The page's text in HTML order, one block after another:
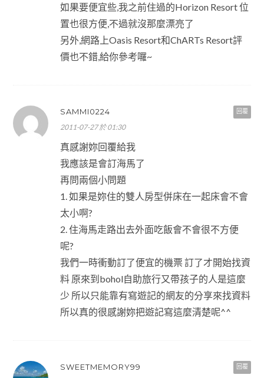
如果要便宜些,我之前住過的Horizon Resort 位
置也很方便,不過就沒那麼漂亮了
另外,網路上Oasis Resort和ChARTs Resort評
價也不錯,給你參考囉~
回覆
SAMMI0224
2011-07-27 於 01:30
真感謝妳回覆給我
我應該是會訂海馬了
再問兩個小問題
1. 如果是妳住的雙人房型併床在一起床會不會
太小啊?
2. 住海馬走路出去外面吃飯會不會很不方便
呢?
我們一時衝動訂了便宜的機票 訂了才開始找資
料 原來到bohol自助旅行又帶孩子的人是這麼
少 所以只能靠有寫遊記的網友的分享來找資料
所以真的很感謝妳把遊記寫這麼清楚呢^^
回覆
SWEETMEMORY99